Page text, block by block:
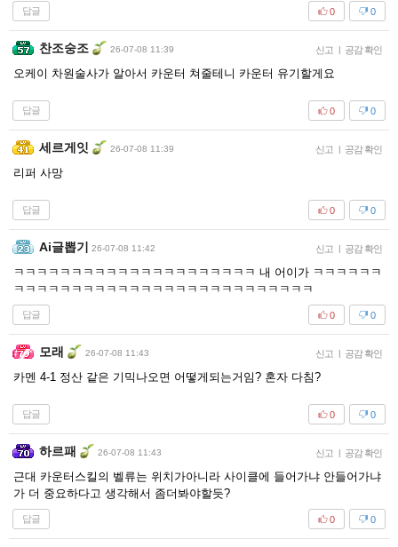
답글 0
0
찬조숭조 26-07-08 11:39 신고 공감 확인
오케이 차원술사가 알아서 카운터 쳐줄테니 카운터 유기할게요
답글 0
0
세르게잇 26-07-08 11:39 신고 공감 확인
리퍼 사망
답글 0
0
Ai글뽑기 26-07-08 11:42 신고 공감 확인
ㅋㅋㅋㅋㅋㅋㅋㅋㅋㅋㅋㅋㅋㅋㅋㅋㅋㅋㅋㅋㅋ 내 어이가 ㅋㅋㅋㅋㅋㅋ
ㅋㅋㅋㅋㅋㅋㅋㅋㅋㅋㅋㅋㅋㅋㅋㅋㅋㅋㅋㅋㅋㅋㅋㅋㅋㅋ
답글 0
0
모래 26-07-08 11:43 신고 공감 확인
카멘 4-1 정산 같은 기믹나오면 어떻게되는거임? 혼자 다침?
답글 0
0
하르패 26-07-08 11:43 신고 공감 확인
근대 카운터스킬의 벨류는 위치가아니라 사이클에 들어가냐 안들어가냐
가 더 중요하다고 생각해서 좀더봐야할듯?
답글 0
0